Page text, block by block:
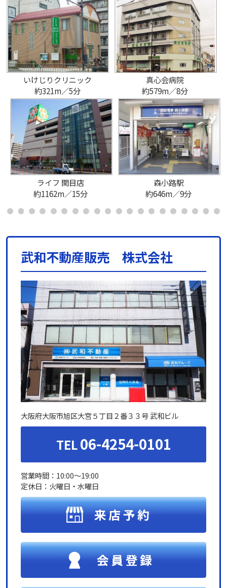
いけじりクリニック
約321m／5分
真心会病院
約579m／8分
ライフ 関目店
約1162m／15分
森小路駅
約646m／9分
武和不動産販売 株式会社
大阪府大阪市旭区大宮５丁目２番３３号 武和ビル
TEL06-4254-0101
営業時間：10:00～19:00
定休日：火曜日・水曜日